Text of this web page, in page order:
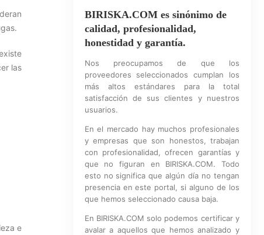
las
e
BIRISKA.COM es sinónimo de
calidad, profesionalidad,
honestidad y garantía.
Nos preocupamos de que los
proveedores seleccionados cumplan los
más altos estándares para la total
satisfacción de sus clientes y nuestros
usuarios.
En el mercado hay muchos profesionales
y empresas que son honestos, trabajan
con profesionalidad, ofrecen garantías y
que no figuran en BIRISKA.COM. Todo
esto no significa que algún día no tengan
presencia en este portal, si alguno de los
que hemos seleccionado causa baja.
En BIRISKA.COM solo podemos certificar y
avalar a aquellos que hemos analizado y